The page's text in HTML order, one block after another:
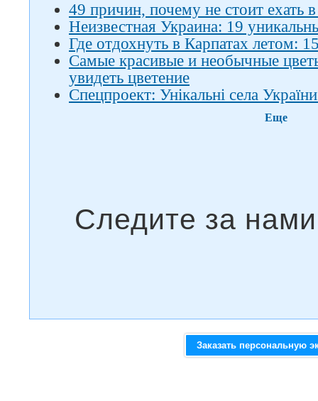
49 причин, почему не стоит ехать
Неизвестная Украина: 19
Где отдохнуть в Карпатах летом:
Самые красивые и необычные
увидеть цветение
Спецпроект: Унікальні села
Еще
Заказать персональную